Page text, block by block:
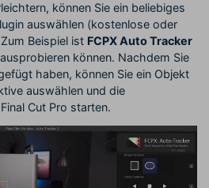
können Sie ein beliebiges
auswählen (kostenlose oder
Beispiel ist FCPX Auto Tracker
können. Nachdem Sie
haben, können Sie ein Objekt
auswählen und die
Cut Pro starten.